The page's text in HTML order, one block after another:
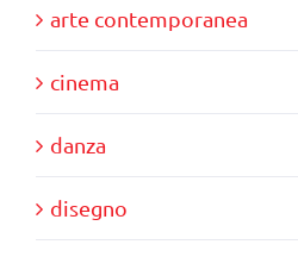
arte contemporanea
cinema
danza
disegno